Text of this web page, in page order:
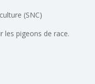
(SNC)
les pigeons de race.